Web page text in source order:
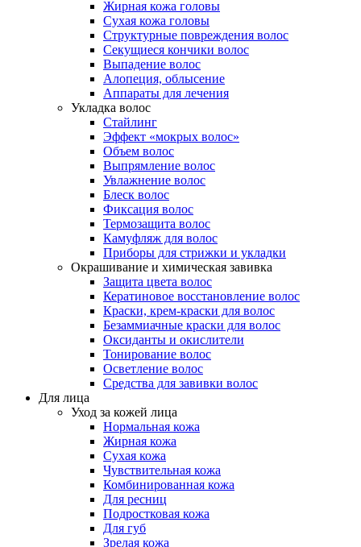
Жирная кожа головы
Сухая кожа головы
Структурные повреждения волос
Секущиеся кончики волос
Выпадение волос
Алопеция, облысение
Аппараты для лечения
Укладка волос
Стайлинг
Эффект «мокрых волос»
Объем волос
Выпрямление волос
Увлажнение волос
Блеск волос
Фиксация волос
Термозащита волос
Камуфляж для волос
Приборы для стрижки и укладки
Окрашивание и химическая завивка
Защита цвета волос
Кератиновое восстановление волос
Краски, крем-краски для волос
Безаммиачные краски для волос
Оксиданты и окислители
Тонирование волос
Осветление волос
Средства для завивки волос
Для лица
Уход за кожей лица
Нормальная кожа
Жирная кожа
Сухая кожа
Чувствительная кожа
Комбинированная кожа
Для ресниц
Подростковая кожа
Для губ
Зрелая кожа